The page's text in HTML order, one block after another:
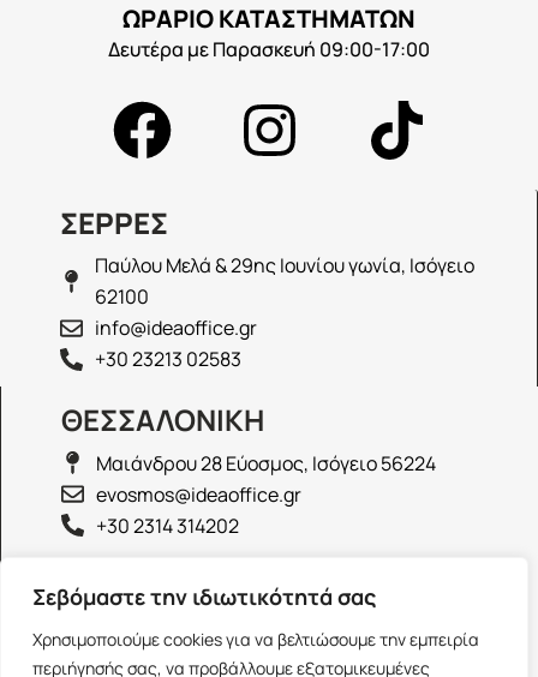
Σεβόμαστε την ιδιωτικότητά σας
Χρησιμοποιούμε cookies για να βελτιώσουμε την εμπειρία
περιήγησής σας, να προβάλλουμε εξατομικευμένες
ΩΡΑΡΙΟ ΚΑΤΑΣΤΗΜΑΤΩΝ
Δευτέρα με Παρασκευή 09:00-17:00
ΣΕΡΡΕΣ
Παύλου Μελά & 29ης Ιουνίου γωνία, Ισόγειο
62100
info@ideaoffice.gr
+30 23213 02583
ΘΕΣΣΑΛΟΝΙΚΗ
Μαιάνδρου 28 Εύοσμος, Ισόγειο 56224
evosmos@ideaoffice.gr
+30 2314 314202
ΙΩΑΝΝΙΝΑ
Γεώργιου Καραϊσκάκη 38, Ισόγειο 45444
ioannina@ideaoffice.gr